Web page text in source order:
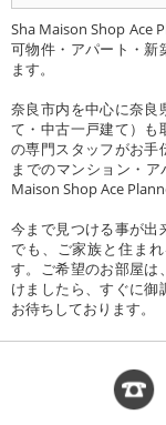
Sha Maison Shop Ace
可物件・アパート・新
ます。
奈良市内を中心に奈良
て・中古一戸建て）も
の専門スタッフがお手
までのマンション・
Maison Shop Ace
今まで見つける事が出
でも、ご家族と住ま
す。ご希望のお部屋は
けましたら、すぐに御
お待ちしております。